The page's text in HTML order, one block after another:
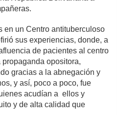
en un Centro antituberculoso
sus experiencias, donde, a
de pacientes al centro
opositora,
gracias a la abnegación y
y así, poco a poco, fue
acudían a ellos y
y de alta calidad que